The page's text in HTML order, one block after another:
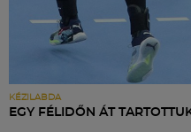
KÉZILABDA
EGY FÉLIDŐN ÁT